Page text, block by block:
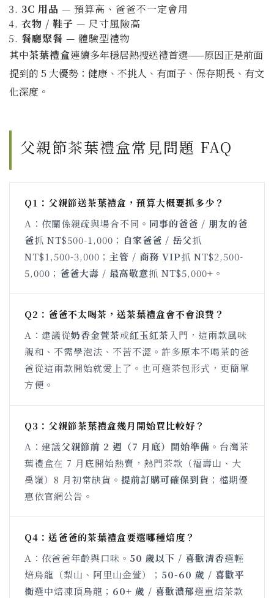
3C 用品 — 預算高、爸爸不一定會用
衣物 / 鞋子 — 尺寸風險高
餐廳聚餐 — 體驗型禮物
其中茶葉禮盒連續多年穩居熱搜送禮首選——原因正是前面
提到的 5 大優勢：健康、不挑人、有面子、保存期長、有文
化深度。
父親節茶葉禮盒常見問題 FAQ
Q1：父親節送茶葉禮盒，預算大概要抓多少？
A：依關係親疏與場合不同。 同事的爸爸 / 朋友的爸
爸抓 NT$500-1,000； 自家爸爸 / 岳父抓
NT$1,500-3,000； 主管 / 商務 VIP抓 NT$2,500-
5,000； 爸爸大壽 / 最高敬意抓 NT$5,000+。
Q2：爸爸不太喝茶，送茶葉禮盒會不會浪費？
A：建議從奶香金萱茶或紅玉紅茶 入門，這兩款風味
親和、不需學泡法、不苦不澀。許多原本不喝茶的爸
爸從這兩款開始就愛上了。也可選茶包形式，更簡單
方便。
Q3：父親節茶葉禮盒幾月開始買比較好？
A：建議父親節前 2 週（7 月底）開始準備 。台灣茶
葉禮盒在 7 月底開始熱賣，熱門茶款（福壽山、大
禹嶺）8 月初常缺貨。 提前訂購可確保到貨 ；檔期優
惠依官網公告。
Q4：送爸爸的茶葉禮盒要選哪種焙度？
A：依爸爸年齡與口味。 50 歲以下 / 喜歡清香選輕
焙烏龍（梨山、阿里山金萱）； 50-60 歲 / 喜歡平
衡選中焙凍頂烏龍； 60+ 歲 / 喜歡濃郁選重焙茶款